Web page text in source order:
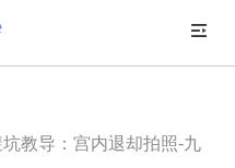
教导：宫内退却拍照-九